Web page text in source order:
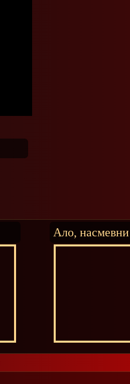
Ало, насмевни